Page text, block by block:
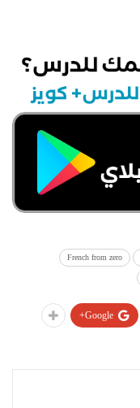
French from zero
Google+